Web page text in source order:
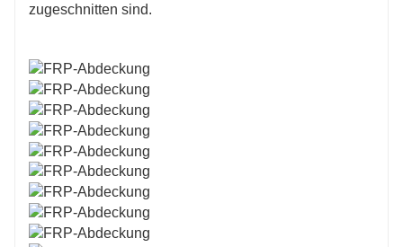
zugeschnitten sind.